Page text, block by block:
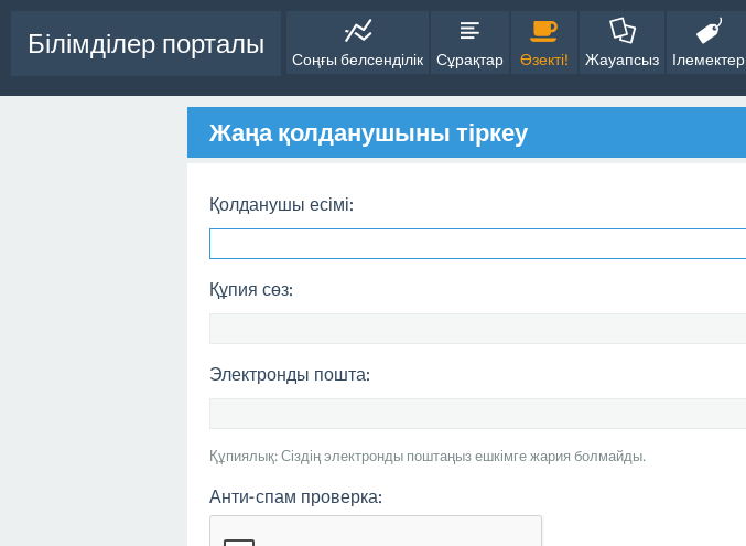
Білімділер порталы
Соңғы белсенділік Сұрақтар Өзекті! Жауапсыз Ілемектер
Жаңа қолданушыны тіркеу
Қолданушы есімі:
Құпия сөз:
Электронды пошта:
Құпиялық: Сіздің электронды поштаңыз ешкімге жария болмайды.
Анти-спам проверка: